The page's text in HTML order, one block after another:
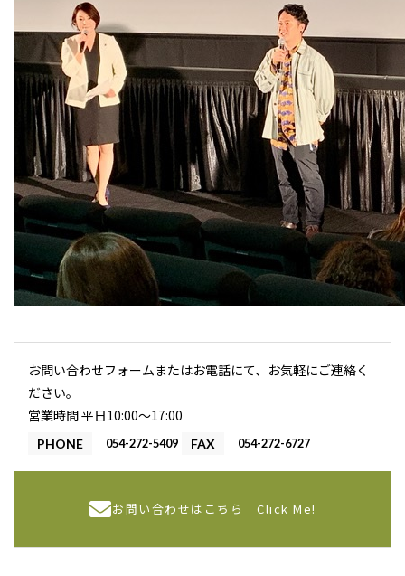
お問い合わせフォームまたはお電話にて、お気軽にご連絡く
ださい。
営業時間 平日10:00〜17:00
PHONE 054-272-5409 FAX 054-272-6727
お問い合わせはこちら Click Me!